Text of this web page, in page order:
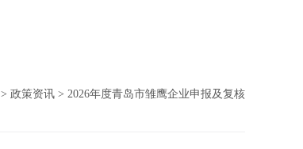
> 政策资讯 > 2026年度青岛市雏鹰企业申报及复核